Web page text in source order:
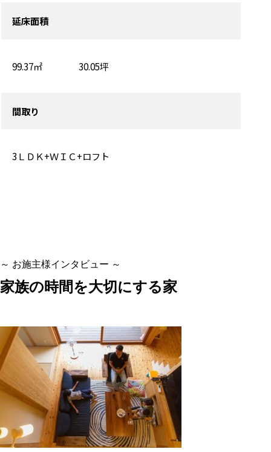
延床面積
99.37㎡ 30.05坪
間取り
3ＬＤＫ+ＷＩＣ+ロフト
～ お施主様インタビュー ～
家族の時間を大切にする家